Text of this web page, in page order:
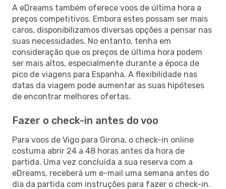
A eDreams também oferece voos de última hora a
preços competitivos. Embora estes possam ser mais
caros, disponibilizamos diversas opções a pensar nas
suas necessidades. No entanto, tenha em
consideração que os preços de última hora podem
ser mais altos, especialmente durante a época de
pico de viagens para Espanha. A flexibilidade nas
datas da viagem pode aumentar as suas hipóteses
de encontrar melhores ofertas.
Fazer o check-in antes do voo
Para voos de Vigo para Girona, o check-in online
costuma abrir 24 a 48 horas antes da hora de
partida. Uma vez concluída a sua reserva com a
eDreams, receberá um e-mail uma semana antes do
dia da partida com instruções para fazer o check-in.